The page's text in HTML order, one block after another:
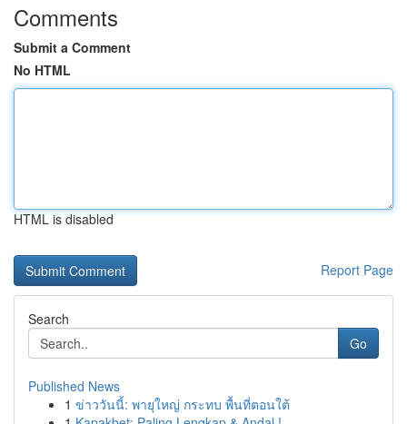
Comments
Submit a Comment
No HTML
HTML is disabled
Report Page
Search
Go
Published News
1 ข่าววันนี้: พายุใหญ่ กระทบ พื้นที่ตอนใต้